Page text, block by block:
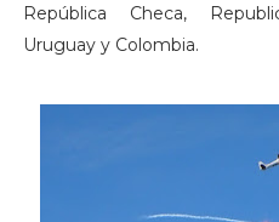
República Checa,
Uruguay y Colombia.